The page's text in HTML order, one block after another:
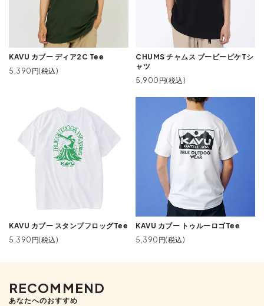
KAVU カブー ディア2C Tee
5,390円(税込)
CHUMS チャムス ブービーピケTシ
ャツ
5,900円(税込)
KAVU カブー スタンプフロッグTee
5,390円(税込)
KAVU カブー トゥルーロゴTee
5,390円(税込)
RECOMMEND
あなたへのおすすめ